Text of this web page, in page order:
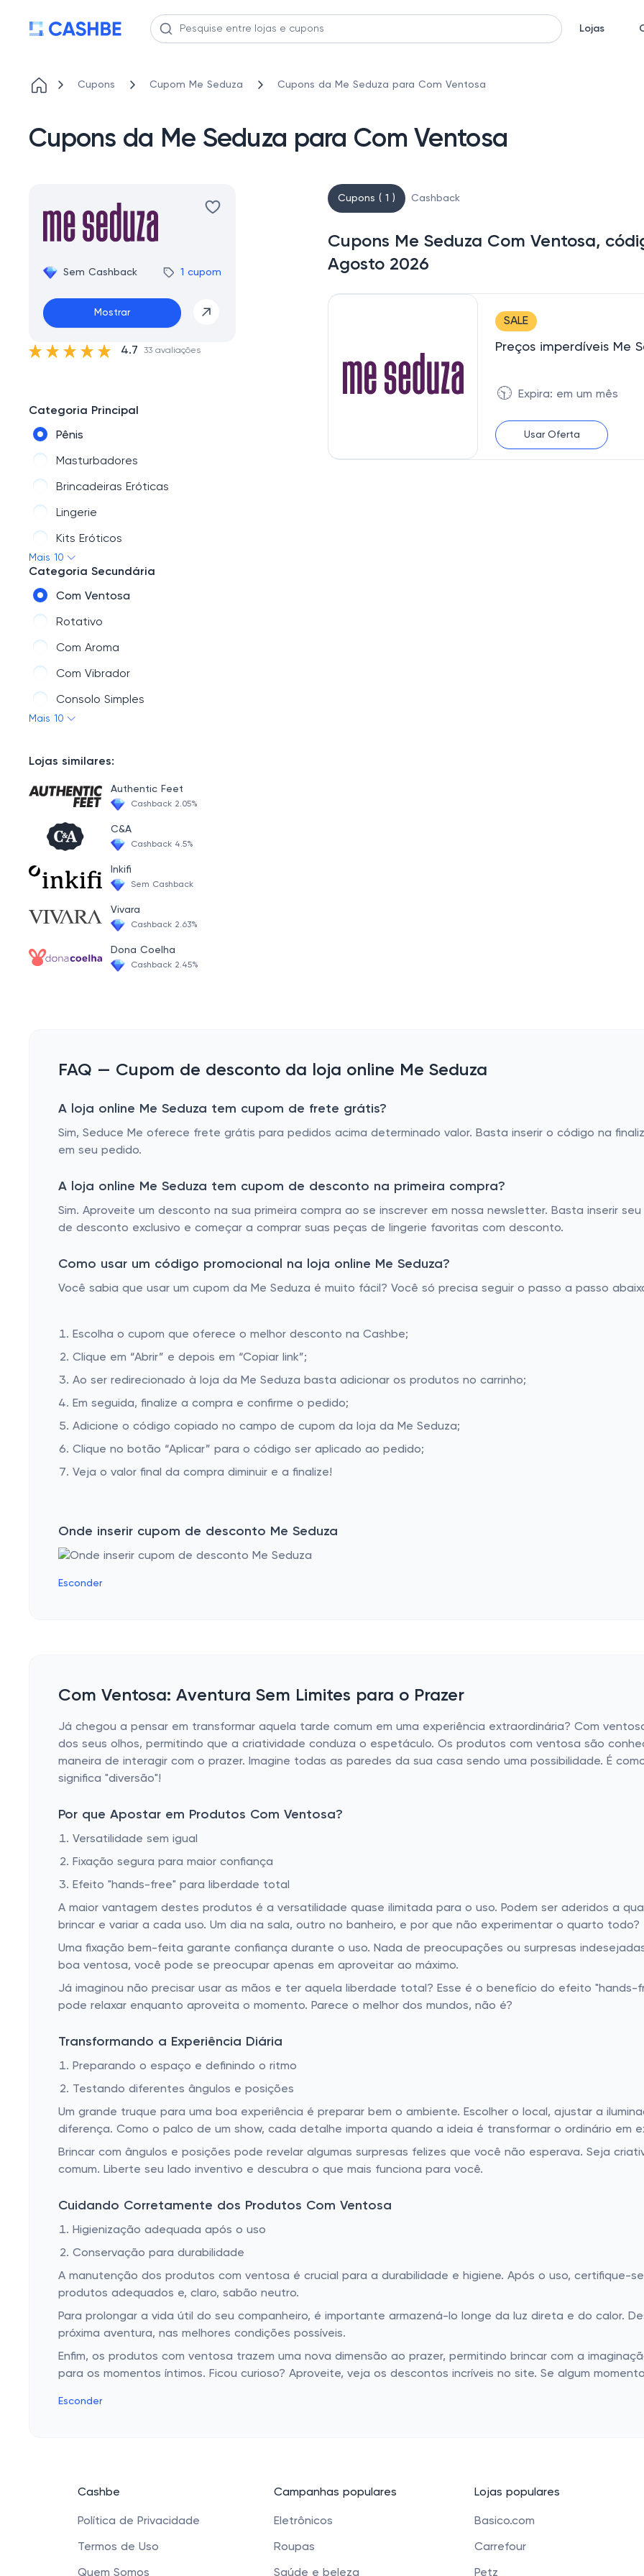
Lojas
Cupons Cupom Me Seduza Cupons da Me Seduza para Com Ventosa
Cupons da Me Seduza para Com Ventosa
Sem Cashback 1 cupom
Mostrar
4.7 33 avaliações
Categoria Principal
Pênis
Masturbadores
Brincadeiras Eróticas
Lingerie
Kits Eróticos
Acessórios
Cosméticos
BDSM
Prazer Anal
Vibradores
Mais 10
Categoria Secundária
Com Ventosa
Rotativo
Com Aroma
Com Vibrador
Consolo Simples
Anel Companheiro
Pênis Duplo
Mais 10
Lojas similares:
Authentic Feet
Cashback 2.05%
C&A
Cashback 4.5%
Inkifi
Sem Cashback
Vivara
Cashback 2.63%
Dona Coelha
Cashback 2.45%
Cupons ( 1 ) Cashback
Cupons Me Seduza Com Ventosa,
Agosto 2026
SALE
Preços imperdíveis Me
🕥 Expira: em um mês
Usar Oferta
FAQ — Cupom de desconto da loja online Me Seduza
A loja online Me Seduza tem cupom de frete grátis?
Sim, Seduce Me oferece frete grátis para pedidos acima determinado valor. Basta inserir o código na
em seu pedido.
A loja online Me Seduza tem cupom de desconto na primeira compra?
Sim. Aproveite um desconto na sua primeira compra ao se inscrever em nossa newsletter. Basta inserir
de desconto exclusivo e começar a comprar suas peças de lingerie favoritas com desconto.
Como usar um código promocional na loja online Me Seduza?
Você sabia que usar um cupom da Me Seduza é muito fácil? Você só precisa seguir o passo a passo
Escolha o cupom que oferece o melhor desconto na Cashbe;
Clique em “Abrir” e depois em “Copiar link”;
Ao ser redirecionado à loja da Me Seduza basta adicionar os produtos no carrinho;
Em seguida, finalize a compra e confirme o pedido;
Adicione o código copiado no campo de cupom da loja da Me Seduza;
Clique no botão “Aplicar” para o código ser aplicado ao pedido;
Veja o valor final da compra diminuir e a finalize!
Onde inserir cupom de desconto Me Seduza
Esconder
Com Ventosa: Aventura Sem Limites para o Prazer
Já chegou a pensar em transformar aquela tarde comum em uma experiência extraordinária? Com
dos seus olhos, permitindo que a criatividade conduza o espetáculo. Os produtos com ventosa são
maneira de interagir com o prazer. Imagine todas as paredes da sua casa sendo uma possibilidade. É
significa "diversão"!
Por que Apostar em Produtos Com Ventosa?
Versatilidade sem igual
Fixação segura para maior confiança
Efeito "hands-free" para liberdade total
A maior vantagem destes produtos é a versatilidade quase ilimitada para o uso. Podem ser aderidos a
brincar e variar a cada uso. Um dia na sala, outro no banheiro, e por que não experimentar o quarto todo?
Uma fixação bem-feita garante confiança durante o uso. Nada de preocupações ou surpresas
boa ventosa, você pode se preocupar apenas em aproveitar ao máximo.
Já imaginou não precisar usar as mãos e ter aquela liberdade total? Esse é o benefício do efeito "hands-
pode relaxar enquanto aproveita o momento. Parece o melhor dos mundos, não é?
Transformando a Experiência Diária
Preparando o espaço e definindo o ritmo
Testando diferentes ângulos e posições
Um grande truque para uma boa experiência é preparar bem o ambiente. Escolher o local, ajustar a
diferença. Como o palco de um show, cada detalhe importa quando a ideia é transformar o ordinário em
Brincar com ângulos e posições pode revelar algumas surpresas felizes que você não esperava. Seja
comum. Liberte seu lado inventivo e descubra o que mais funciona para você.
Cuidando Corretamente dos Produtos Com Ventosa
Higienização adequada após o uso
Conservação para durabilidade
A manutenção dos produtos com ventosa é crucial para a durabilidade e higiene. Após o uso, certifique-
produtos adequados e, claro, sabão neutro.
Para prolongar a vida útil do seu companheiro, é importante armazená-lo longe da luz direta e do calor.
próxima aventura, nas melhores condições possíveis.
Enfim, os produtos com ventosa trazem uma nova dimensão ao prazer, permitindo brincar com a
para os momentos íntimos. Ficou curioso? Aproveite, veja os descontos incríveis no site. Se algum
Esconder
Cashbe
Política de Privacidade
Termos de Uso
Quem Somos
Campanhas populares
Eletrônicos
Roupas
Saúde e beleza
Lojas populares
Basico.com
Carrefour
Petz